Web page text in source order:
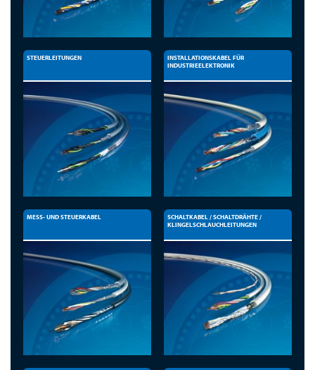
STEUERLEITUNGEN
INSTALLATIONSKABEL FÜR
INDUSTRIEELEKTRONIK
MESS- UND STEUERKABEL
SCHALTKABEL / SCHALTDRÄHTE /
KLINGELSCHLAUCHLEITUNGEN